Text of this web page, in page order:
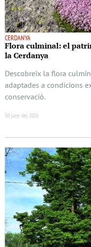
CERDANYA
Flora culminal: el
la Cerdanya
Descobreix la flora
adaptades a condicions
conservació.
30 juny del 2026